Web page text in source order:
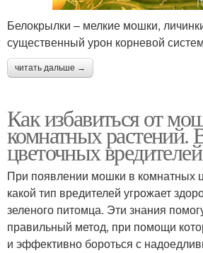
Белокрылки – мелкие мошки,
существенный урон корневой
читать дальше →
Как избавиться от
комнатных растений.
цветочных вредителей
При появлении мошки в комнатных
какой тип вредителей угрожает
зеленого питомца. Эти знания
правильный метод, при помощи
и эффективно бороться с